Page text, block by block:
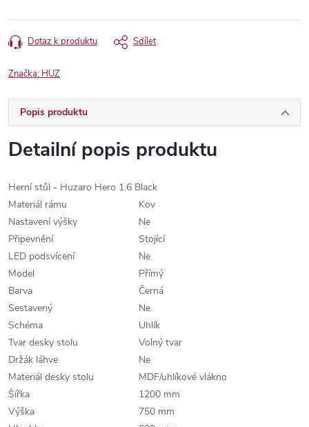
Dotaz k produktu Sdílet
Značka: HUZ
Popis produktu
Detailní popis produktu
Herní stůl - Huzaro Hero 1.6 Black
Materiál rámu
Kov
Nastavení výšky
Ne
Připevnění
Stojící
LED podsvícení
Ne
Model
Přímý
Barva
Černá
Sestavený
Ne
Schéma
Uhlík
Tvar desky stolu
Volný tvar
Držák láhve
Ne
Materiál desky stolu
MDF/uhlíkové vlákno
Šířka
1200 mm
Výška
750 mm